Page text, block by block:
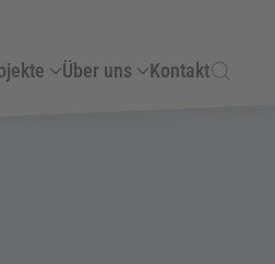
Über uns Kontakt